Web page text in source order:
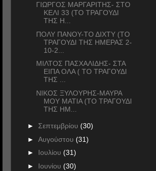
ΓΙΩΡΓΟΣ ΜΑΡΓΑΡΙΤΗΣ- ΣΤΟ
ΚΕΛΙ 33 (ΤΟ ΤΡΑΓΟΥΔΙ
ΤΗΣ Η...
ΠΟΛΥ ΠΑΝΟΥ-ΤΟ ΔΙΧΤΥ (ΤΟ
ΤΡΑΓΟΥΔΙ ΤΗΣ ΗΜΕΡΑΣ 2-
10-2...
ΜΙΛΤΟΣ ΠΑΣΧΑΛΙΔΗΣ- ΣΤΑ
ΕΙΠΑ ΟΛΑ ( ΤΟ ΤΡΑΓΟΥΔΙ
ΤΗΣ ...
ΝΙΚΟΣ ΞΥΛΟΥΡΗΣ-ΜΑΥΡΑ
ΜΟΥ ΜΑΤΙΑ (ΤΟ ΤΡΑΓΟΥΔΙ
ΤΗΣ ΗΜ...
► Σεπτεμβρίου (30)
► Αυγούστου (31)
► Ιουλίου (31)
► Ιουνίου (30)